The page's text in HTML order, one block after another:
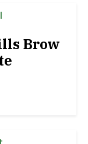
Brow